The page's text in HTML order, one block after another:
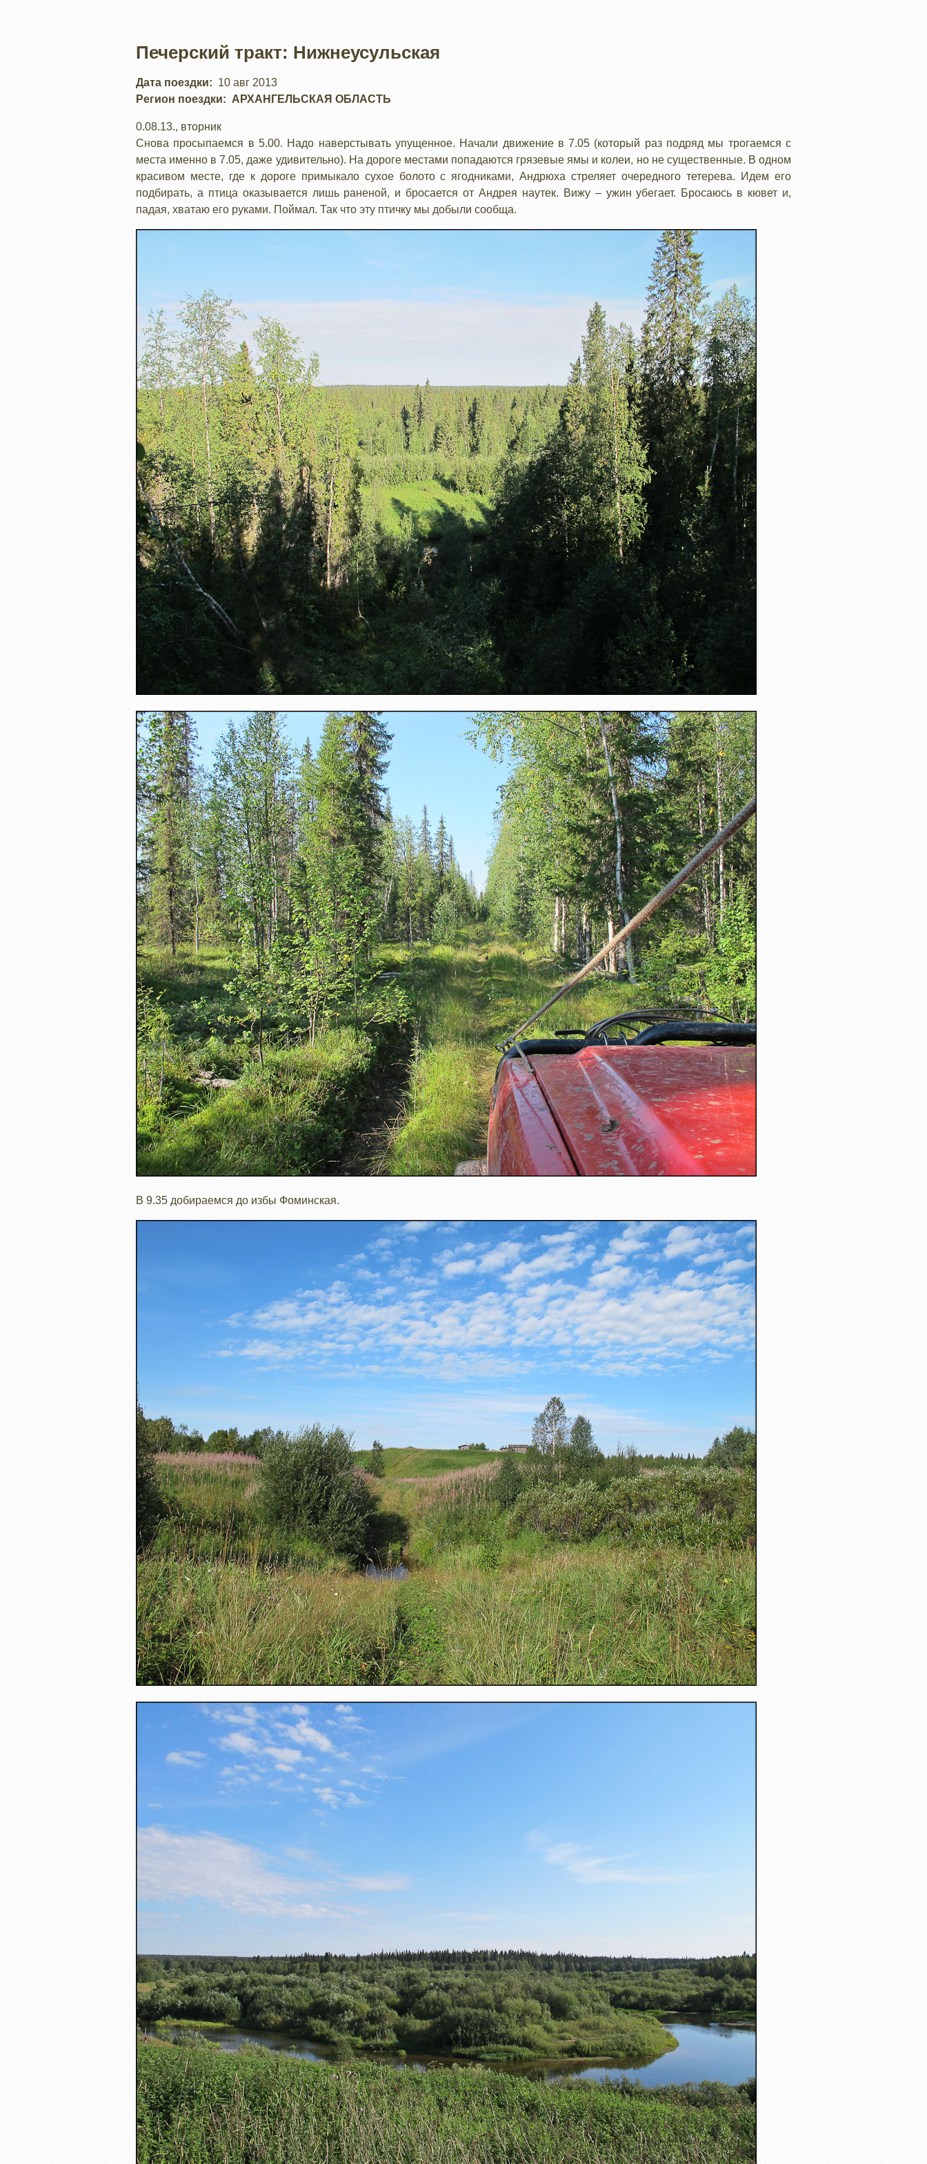
Печерский тракт: Нижнеусульская
Дата поездки
10 авг 2013
Регион поездки
АРХАНГЕЛЬСКАЯ ОБЛАСТЬ
0.08.13., вторник
Снова просыпаемся в 5.00. Надо наверстывать упущенное. Начали движение в 7.05 (который раз подряд мы трогаемся с
места именно в 7.05, даже удивительно). На дороге местами попадаются грязевые ямы и колеи, но не существенные. В одном
красивом месте, где к дороге примыкало сухое болото с ягодниками, Андрюха стреляет очередного тетерева. Идем его
подбирать, а птица оказывается лишь раненой, и бросается от Андрея наутек. Вижу – ужин убегает. Бросаюсь в кювет и,
падая, хватаю его руками. Поймал. Так что эту птичку мы добыли сообща.
В 9.35 добираемся до избы Фоминская.